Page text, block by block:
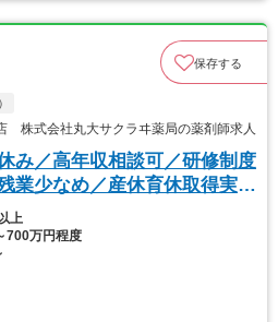
保存する
株式会社丸大サクラヰ薬局の薬剤師求人
み／高年収相談可／研修制度
業少なめ／産休育休取得実績
上
700万円程度